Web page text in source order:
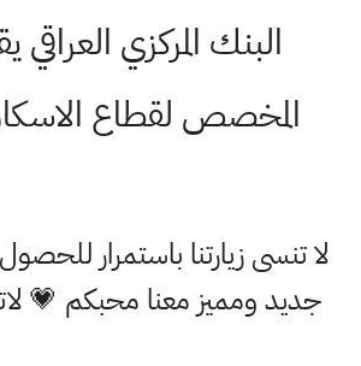
البنك المركزي العراقي
المخصص لقطاع الاسكان
لا تنسى زيارتنا باستمرار
جديد ومميز معنا محبكم 💗